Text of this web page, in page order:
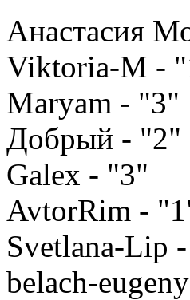
Анастасия
Viktoria-M -
Maryam - "3"
Добрый - "2"
Galex - "3"
AvtorRim -
Svetlana-Lip
belach-